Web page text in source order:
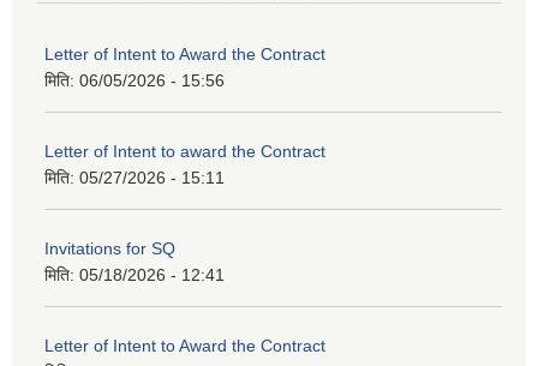
Letter of Intent to Award the Contract
मिति: 06/05/2026 - 15:56
Letter of Intent to award the Contract
मिति: 05/27/2026 - 15:11
Invitations for SQ
मिति: 05/18/2026 - 12:41
Letter of Intent to Award the Contract